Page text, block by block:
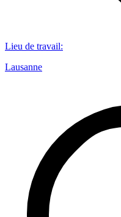
Lieu de travail:
Lausanne